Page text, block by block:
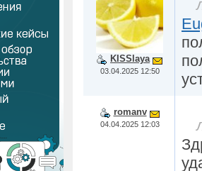
KISSlaya
03.04.2025 12:50
romanv
04.04.2025 12:03